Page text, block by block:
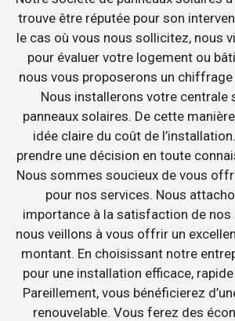
trouve être réputée pour son
le cas où vous nous sollicitez, nous
pour évaluer votre logement ou
nous vous proposerons un
Nous installerons votre centrale
panneaux solaires. De cette
idée claire du coût de
prendre une décision en toute
Nous sommes soucieux de vous
pour nos services. Nous
importance à la satisfaction de nos
nous veillons à vous offrir un
montant. En choisissant notre
pour une installation efficace,
Pareillement, vous bénéficierez
renouvelable. Vous ferez des